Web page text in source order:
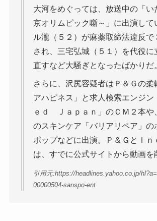
大河をめぐっては、放送中の「い
京オリムピック噺～」に出演して
ル瀧（５２）が麻薬取締法違反で
され、三宅弘城（５１）を代役に
直すなど大騒ぎとなったばかりだ
さらに、沢尻容疑者はＰ＆Ｇの柔
アハピネス」と求人検索エンジン
ｅｄ Ｊａｐａｎ」のＣＭ２本や
のスキンケア「バリアリペア」の
ポップなどに出演。Ｐ＆ＧとＩｎ
は、すでに公式サイトから動画を
引用元:https://headlines.yahoo.co.jp/
00000504-sanspo-ent